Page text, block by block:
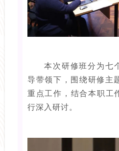
本次研修班分为七
导带领下，围绕研修主
重点工作，结合本职工
行深入研讨。